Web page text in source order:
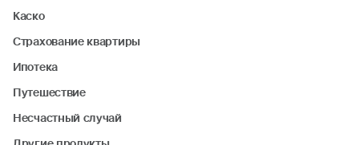
Каско
Страхование квартиры
Ипотека
Путешествие
Несчастный случай